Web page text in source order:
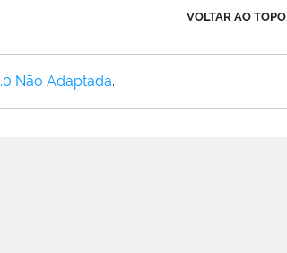
VOLTAR AO TOPO
Não Adaptada.